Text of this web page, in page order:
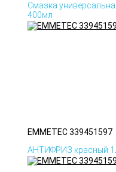
Смазка
400мл
EMMETEC 339451597
АНТИФРИЗ красный